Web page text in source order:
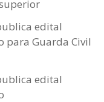
edital
para Guarda Civil
edital